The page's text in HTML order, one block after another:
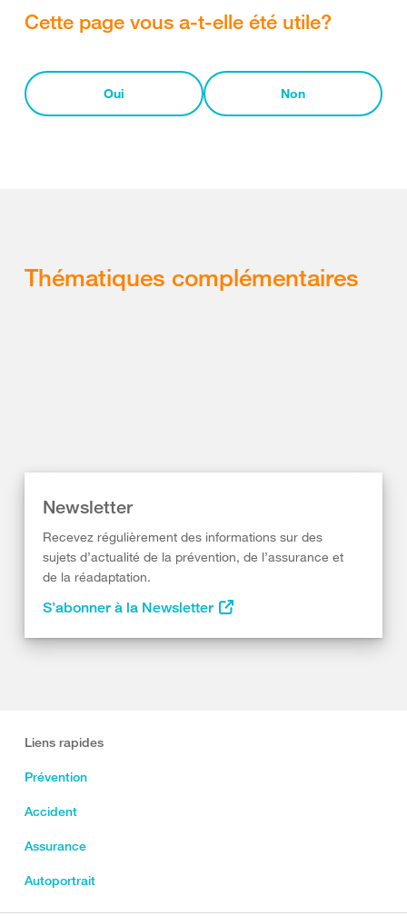
Cette page vous a-t-elle été utile?
Oui Non
Thématiques complémentaires
Newsletter
Recevez régulièrement des informations sur des
sujets d’actualité de la prévention, de l’assurance et
de la réadaptation.
S’abonner à la Newsletter
Liens rapides
Prévention
Accident
Assurance
Autoportrait